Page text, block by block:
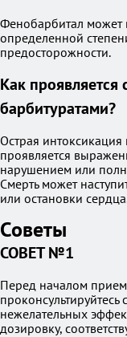
Фенобарбитал может
определенной
предосторожности.
Как проявляется
барбитуратами?
Острая
проявляется
нарушением или
Смерть может
или остановки
Советы
СОВЕТ №1
Перед началом
нежелательных
дозировку,